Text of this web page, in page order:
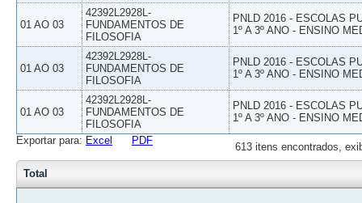
01 AO 03
42392L2928L-
FUNDAMENTOS DE
FILOSOFIA
PNLD 2016 - ESCOLAS
1º A 3º ANO - ENSINO
01 AO 03
42392L2928L-
FUNDAMENTOS DE
FILOSOFIA
PNLD 2016 - ESCOLAS
1º A 3º ANO - ENSINO
01 AO 03
42392L2928L-
FUNDAMENTOS DE
FILOSOFIA
PNLD 2016 - ESCOLAS
1º A 3º ANO - ENSINO
613 itens encontrados,
Exportar para: Excel PDF
Total